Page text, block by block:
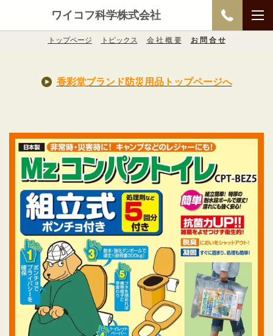
ワイコフ科学株式会社
トップページ トピックス 会 社 概 要 お 問 合 せ
香彩堂ブランド防災用品トップページへ